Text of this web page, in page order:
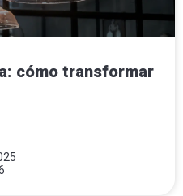
cómo transformar